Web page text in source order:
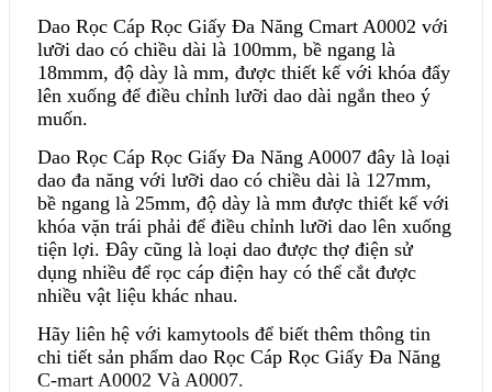
Dao Rọc Cáp Rọc Giấy Đa Năng Cmart A0002 với
lưỡi dao có chiều dài là 100mm, bề ngang là
18mmm, độ dày là mm, được thiết kế với khóa đẩy
lên xuống để điều chỉnh lưỡi dao dài ngắn theo ý
muốn.
Dao Rọc Cáp Rọc Giấy Đa Năng A0007 đây là loại
dao đa năng với lưỡi dao có chiều dài là 127mm,
bề ngang là 25mm, độ dày là mm được thiết kế với
khóa vặn trái phải để điều chỉnh lưỡi dao lên xuống
tiện lợi. Đây cũng là loại dao được thợ điện sử
dụng nhiều để rọc cáp điện hay có thể cắt được
nhiều vật liệu khác nhau.
Hãy liên hệ với kamytools để biết thêm thông tin
chi tiết sản phẩm dao Rọc Cáp Rọc Giấy Đa Năng
C-mart A0002 Và A0007.